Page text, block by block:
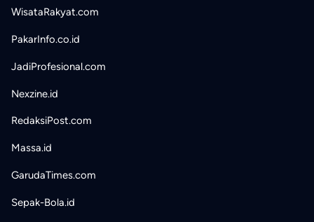
WisataRakyat.com
PakarInfo.co.id
JadiProfesional.com
Nexzine.id
RedaksiPost.com
Massa.id
GarudaTimes.com
Sepak-Bola.id